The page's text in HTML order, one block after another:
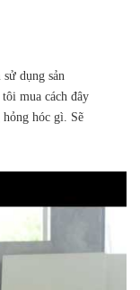
dụng sản
mua cách đây
hóc gì. Sẽ